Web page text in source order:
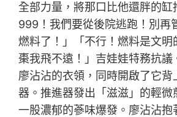
全部力量，將那口比他還胖的缸
999！我們要從後院逃跑！別再
燃料了！」「不行！燃料是文明
棗我飛不遠！」吉娃娃特務抗議
廖沾沾的衣領，同時開啟了它背
器。推進器發出「滋滋」的輕微
一股濃郁的蔘味爆發。廖沾沾抱